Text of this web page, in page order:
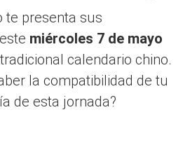
te presenta sus
miércoles 7 de mayo
calendario chino.
la compatibilidad de tu
de esta jornada?